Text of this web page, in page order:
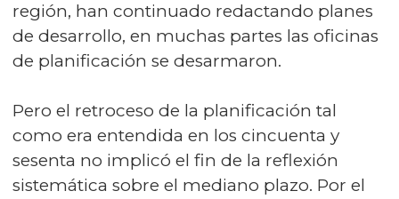
región, han continuado redactando planes
de desarrollo, en muchas partes las oficinas
de planificación se desarmaron.
Pero el retroceso de la planificación tal
como era entendida en los cincuenta y
sesenta no implicó el fin de la reflexión
sistemática sobre el mediano plazo. Por el